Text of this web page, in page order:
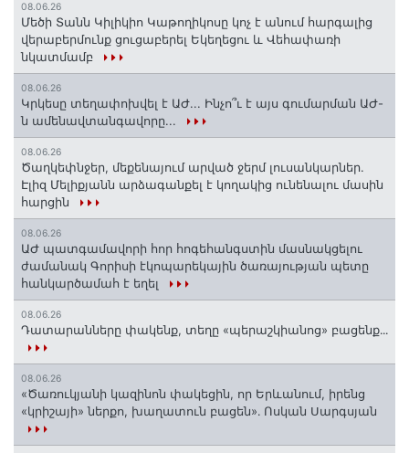
08.06.26
Մեծի Տանն Կիլիկիո Կաթողիկոսը կոչ է անում հարգալից
վերաբերմունք ցուցաբերել Եկեղեցու և Վեհափառի
նկատմամբ
08.06.26
Կրկեսը տեղափոխվել է ԱԺ... Ինչո՞ւ է այս գումարման ԱԺ-
ն ամենավտանգավորը...
08.06.26
Ծաղկեփնջեր, մեքենայում արված ջերմ լուսանկարներ.
Էլիզ Մելիքյանն արձագանքել է կողակից ունենալու մասին
հարցին
08.06.26
ԱԺ պատգամավորի հոր հոգեհանգստին մասնակցելու
ժամանակ Գորիսի էկոպարեկային ծառայության պետը
հանկարծամահ է եղել
08.06.26
Դատարանները փակենք, տեղը «պերաշկիանոց» բացենք․․․
08.06.26
«Ծառուկյանի կազինոն փակեցին, որ Երևանում, իրենց
«կրիշայի» ներքո, խաղատուն բացեն»․ Ոսկան Սարգսյան